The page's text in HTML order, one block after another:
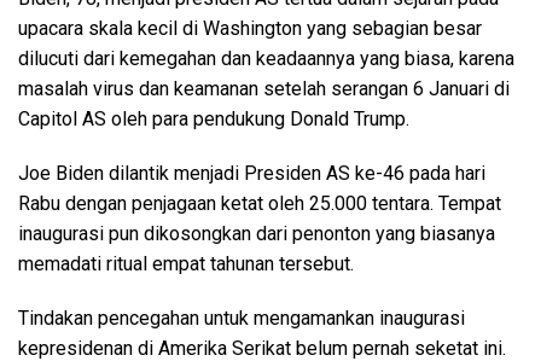
upacara skala kecil di Washington yang sebagian besar
dilucuti dari kemegahan dan keadaannya yang biasa, karena
masalah virus dan keamanan setelah serangan 6 Januari di
Capitol AS oleh para pendukung Donald Trump.
Joe Biden dilantik menjadi Presiden AS ke-46 pada hari
Rabu dengan penjagaan ketat oleh 25.000 tentara. Tempat
inaugurasi pun dikosongkan dari penonton yang biasanya
memadati ritual empat tahunan tersebut.
Tindakan pencegahan untuk mengamankan inaugurasi
kepresidenan di Amerika Serikat belum pernah seketat ini.